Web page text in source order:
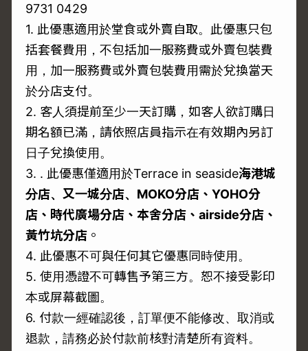
9731 0429
1. 此優惠適用於堂食或外賣自取。此優惠只包
括套餐費用，不包括加一服務費或外賣包裝費
用，加一服務費或外賣包裝費用需於兌換當天
於分店支付。
2. 客人須提前至少一天訂購，如客人欲訂購日
期名額已滿，請依照店員指示在有效期內另訂
日子兌換使用。
3. . 此優惠僅適用於Terrace in seaside海港城
分店、又一城分店、MOKO分店、YOHO分
店、時代廣場分店、本舍分店、airside分店、
黃竹坑分店 。
4. 此優惠不可與任何其它優惠同時使用。
5. 使用憑證不可轉售予第三方。恕不接受影印
本或屏幕截圖。
6. 付款一經確認後，訂單便不能修改、取消或
退款，請務必於付款前核對清楚所有資料。